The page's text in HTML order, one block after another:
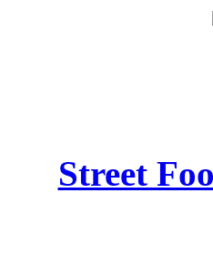
Street